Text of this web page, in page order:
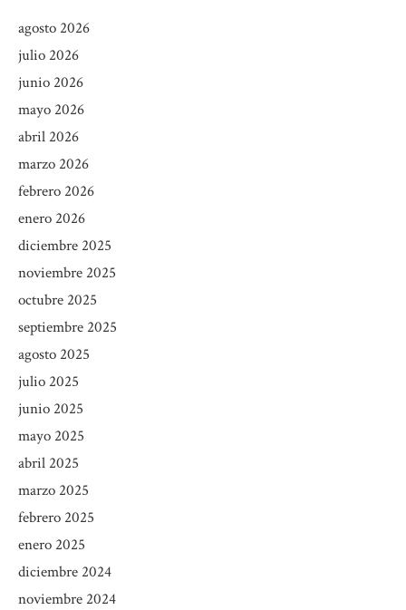
agosto 2026
julio 2026
junio 2026
mayo 2026
abril 2026
marzo 2026
febrero 2026
enero 2026
diciembre 2025
noviembre 2025
octubre 2025
septiembre 2025
agosto 2025
julio 2025
junio 2025
mayo 2025
abril 2025
marzo 2025
febrero 2025
enero 2025
diciembre 2024
noviembre 2024